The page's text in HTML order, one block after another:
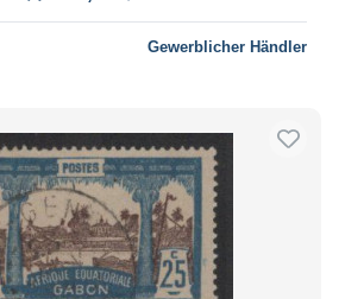
Gewerblicher Händler